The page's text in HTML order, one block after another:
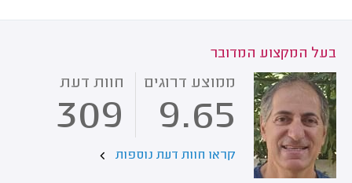
בעל המקצוע המדובר
ממוצע דרוגים
9.65
חוות דעת
309
קראו חוות דעת נוספות